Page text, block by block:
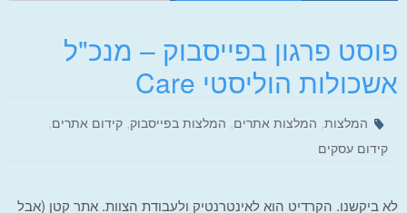
פוסט פרגון בפייסבוק – מנכ"ל
אשכולות הוליסטי Care
המלצות, המלצות אתרים, המלצות בפייסבוק,קידום אתרים,
קידום עסקים
לא ביקשנו. הקרדיט הוא לאינטרנטיק ולעבודת הצוות. אתר קטן (אבל